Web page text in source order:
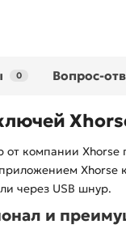
0 Вопрос-
от компании Xhorse
Xhorse
через USB шнур.
и